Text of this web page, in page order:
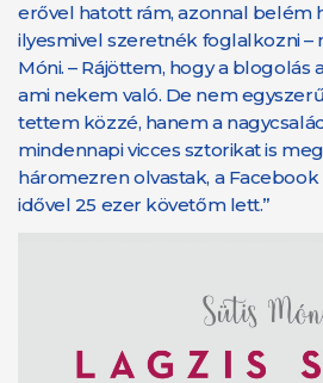
erővel hatott rám, azonnal belém
ilyesmivel szeretnék foglalkozni
Móni. – Rájöttem, hogy a blogolás
ami nekem való. De nem
tettem közzé, hanem a
mindennapi vicces sztorikat is
háromezren olvastak, a
idővel 25 ezer követőm lett.”